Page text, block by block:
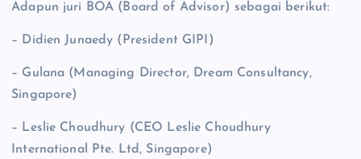
Adapun juri BOA (Board of Advisor) sebagai berikut:
– Didien Junaedy (President GIPI)
– Gulana (Managing Director, Dream Consultancy,
Singapore)
– Leslie Choudhury (CEO Leslie Choudhury
International Pte. Ltd, Singapore)